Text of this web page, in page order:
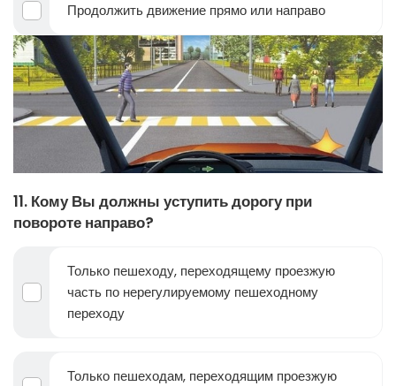
Продолжить движение прямо или направо
11. Кому Вы должны уступить дорогу при
повороте направо?
Только пешеходу, переходящему проезжую
часть по нерегулируемому пешеходному
переходу
Только пешеходам, переходящим проезжую